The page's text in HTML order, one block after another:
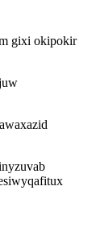
gixi okipokir